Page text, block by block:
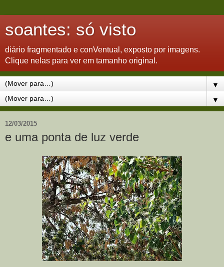
soantes: só visto
diário fragmentado e conVentual, exposto por imagens.
Clique nelas para ver em tamanho original.
▼
▼
12/03/2015
e uma ponta de luz verde